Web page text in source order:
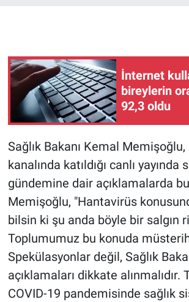
İnternet
bireylerin
92,3 oldu
Sağlık Bakanı Kemal
kanalında katıldığı canlı yayında
gündemine dair açıklamalarda
Memişoğlu, "Hantavirüs
bilsin ki şu anda böyle bir salgın
Toplumumuz bu konuda
Spekülasyonlar değil, Sağlık
açıklamaları dikkate alınmalıdır.
COVID-19 pandemisinde sağlık